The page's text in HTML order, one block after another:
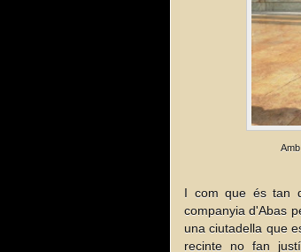
I com que és tan
companyia d'Abas
una ciutadella que
recinte no fan